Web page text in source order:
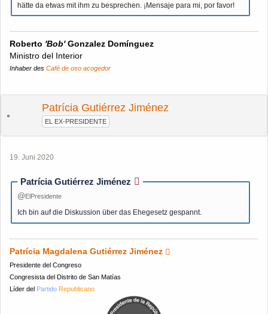
hätte da etwas mit ihm zu besprechen. ¡Mensaje para mi, por favor!
Roberto 'Bob'Gonzalez Domínguez
Ministro del Interior
Inhaber des Café de oso acogedor
Patrícia Gutiérrez Jiménez
EL EX-PRESIDENTE
19. Juni 2020
Patrícia Gutiérrez Jiménez
ElPresidente
Ich bin auf die Diskussion über das Ehegesetz gespannt.
Patrícia Magdalena Gutiérrez Jiménez
Presidente del Congreso
Congresista del Distrito de San Matías
Líder del Partido Republicano